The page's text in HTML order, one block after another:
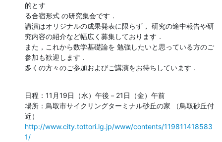
的とす
る合宿形式 の研究集会です．
講演はオリジナルの成果発表に限らず， 研究の途中報告や研
究内容の紹介など幅広く募集しております．
また，これから数学基礎論を 勉強したいと思っている方のご
参加も歓迎します．
多くの方々のご参加およびご講演をお待ちしています．
日程：11月19日（水）午後－21日（金）午前
場所：鳥取市サイクリングターミナル砂丘の家 （鳥取砂丘付
http://www.city.tottori.lg.jp/www/contents/119811418583
1/